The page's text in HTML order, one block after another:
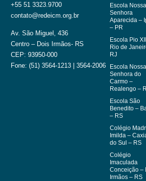
+55 51 3323.9700
contato@redeicm.org.br
Av. São Miguel, 436
Centro – Dois Irmãos- RS
CEP: 93950-000
Fone: (51) 3564-1213 | 3564-2006
Escola Nossa
Senhora
Aparecida –
– PR
Escola Pio
Rio de
RJ
Escola Nossa
Senhora do
Carmo –
Realengo –
Escola São
Benedito –
– RS
Colégio
Imilda –
do Sul – RS
Colégio
Imaculada
Conceição –
Irmãos – RS